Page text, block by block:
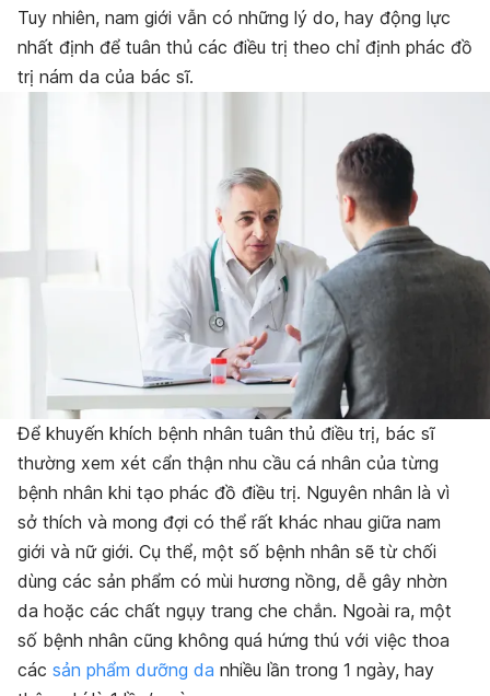
Tuy nhiên, nam giới vẫn có những lý do, hay động lực
nhất định để tuân thủ các điều trị theo chỉ định phác đồ
trị nám da của bác sĩ.
Để khuyến khích bệnh nhân tuân thủ điều trị, bác sĩ
thường xem xét cẩn thận nhu cầu cá nhân của từng
bệnh nhân khi tạo phác đồ điều trị. Nguyên nhân là vì
sở thích và mong đợi có thể rất khác nhau giữa nam
giới và nữ giới. Cụ thể, một số bệnh nhân sẽ từ chối
dùng các sản phẩm có mùi hương nồng, dễ gây nhờn
da hoặc các chất ngụy trang che chắn. Ngoài ra, một
số bệnh nhân cũng không quá hứng thú với việc thoa
các sản phẩm dưỡng da nhiều lần trong 1 ngày, hay